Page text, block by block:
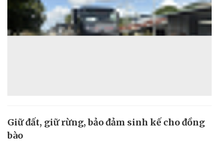
Giữ đất, giữ rừng, bảo đảm sinh kế cho đồng
bào